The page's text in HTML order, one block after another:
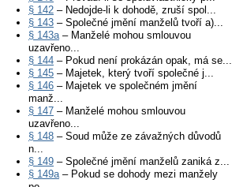
§ 142 – Nedojde-li k dohodě, zruší spol...
§ 143 – Společné jmění manželů tvoří a)...
§ 143a– Manželé mohou smlouvou
uzavřeno...
§ 144 – Pokud není prokázán opak, má se...
§ 145 – Majetek, který tvoří společné j...
§ 146 – Majetek ve společném jmění
manž...
§ 147 – Manželé mohou smlouvou
uzavřeno...
§ 148 – Soud může ze závažných důvodů
n...
§ 149 – Společné jmění manželů zaniká z...
§ 149a– Pokud se dohody mezi manžely